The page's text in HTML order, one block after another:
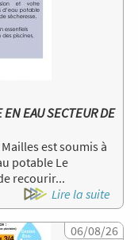
EN EAU SECTEUR DE
est soumis à
potable Le
recourir...
Lire la suite
06/08/26